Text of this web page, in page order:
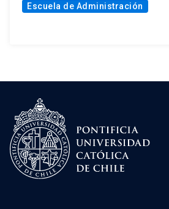
Escuela de Administración